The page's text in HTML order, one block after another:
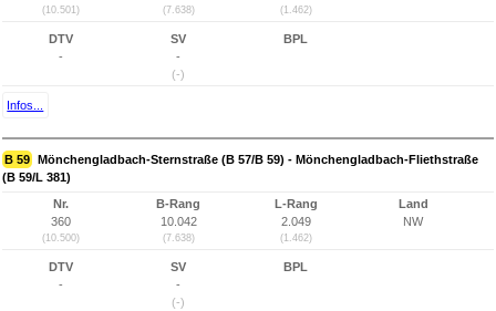
(10.501) (7.638) (1.462)
DTV
-
SV
-
(-)
BPL
Infos...
B 59 Mönchengladbach-Sternstraße (B 57/B 59) - Mönchengladbach-Fliethstraße
(B 59/L 381)
Nr.
360
(10.500)
B-Rang
10.042
(7.638)
L-Rang
2.049
(1.462)
Land
NW
DTV
-
SV
-
(-)
BPL